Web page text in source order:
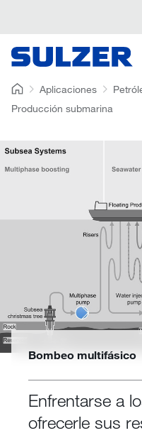
Aplicaciones
Producción submarina
Bombeo multifásico
Enfrentarse a
ofrecerle sus